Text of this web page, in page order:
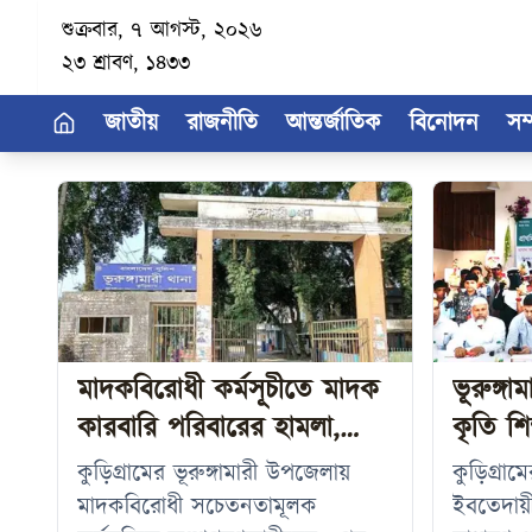
শুক্রবার, ৭ আগস্ট, ২০২৬
২৩ শ্রাবণ, ১৪৩৩
জাতীয় রাজনীতি আন্তর্জাতিক বিনোদন
মাদকবিরোধী কর্মসূচীতে মাদক
কারবারি পরিবারের হামলা,
আহত-১
কুড়িগ্রামের ভূরুঙ্গামারী উপজেলায়
মাদকবিরোধী সচেতনতামূলক
কৃতি